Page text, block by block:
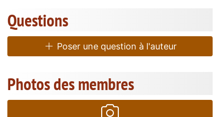
Questions
Poser une question à l'auteur
Photos des membres